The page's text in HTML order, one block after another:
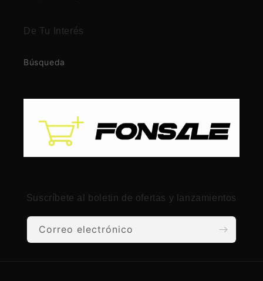
De Tu Interés
Búsqueda
Suscríbete al boletin de ofertas y lanzamientos
Correo electrónico